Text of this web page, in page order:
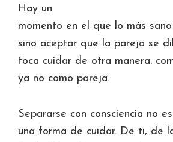
Hay un
momento en el que lo más
sino aceptar que la pareja se
toca cuidar de otra manera:
ya no como pareja.
Separarse con consciencia no
una forma de cuidar. De ti, de